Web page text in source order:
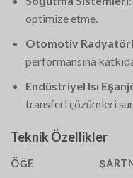
optimize etme.
Otomotiv
performansına
Endüstriyel Isı
transferi çözümleri
Teknik Özellikler
ÖĞE